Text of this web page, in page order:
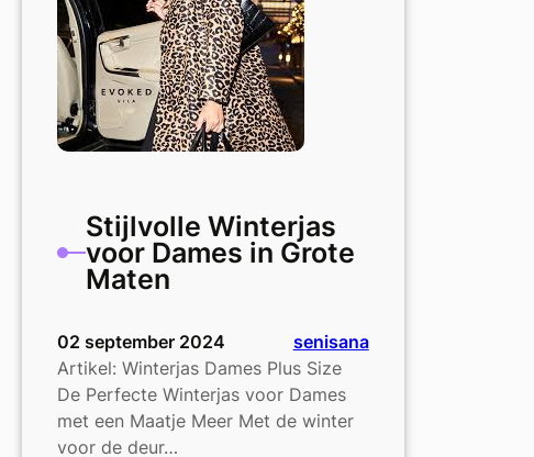
de
Winter
Door
met
Comfort
en
Stijlvolle Winterjas
voor Dames in Grote
Maten
02 september 2024
senisana
Artikel: Winterjas Dames Plus Size
De Perfecte Winterjas voor Dames
met een Maatje Meer Met de winter
voor de deur…